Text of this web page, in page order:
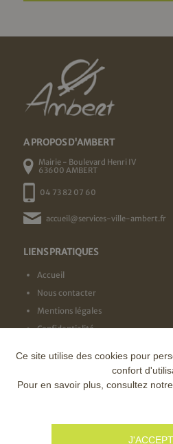
A PROPOS D'AMBERT
Mairie - Boulevard Henri IV
63600 AMBERT
04 73 82 07 60
accueil@services-ville-ambert.fr
LIENS PRATIQUES
Accueil
Nous contacter
Mentions légales
Confidentialité
NOS LABELS
Ce site utilise des cookies pour
confort
Pour en savoir plus, consultez notre